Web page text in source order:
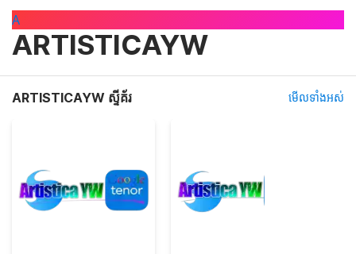
A
ARTISTICAYW
ARTISTICAYW ស្ទីគ័រ មើលទាំងអស់